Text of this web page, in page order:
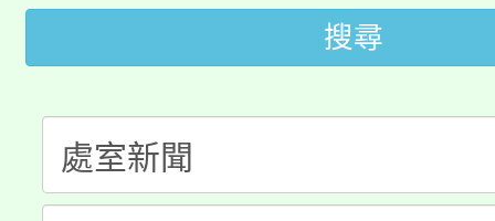
桃園市115學年度學生
代理(課)教師甄選結果(
公告本校115學年度第
代理(課)教師甄選結果(
轉知中國文化大學推廣
搜尋